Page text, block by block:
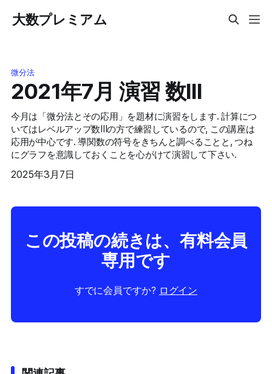
大数プレミアム
微分法
2021年7月 演習 数III
今月は「微分法とその応用」を題材に演習をします. 計算につ
いてはレベルアップ数IIIの方で練習しているので, この講座は
応用が中心です. 導関数の符号をきちんと調べることと, つね
にグラフを意識しておくことを心がけて演習して下さい.
2025年3月7日
この投稿の続きは、有料会員
専用です
すでに会員ですか? ログイン